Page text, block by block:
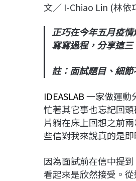
b
o
k
a
s
e
I
n
文／ I-Chiao Lin (林依
正巧在今年五月疫
寫寫過程，分享這
註：面試題目、細
IDEASLAB一家做運動
忙著其它事也忘記回
片躺在床上回想之前
些信對我來說真的是即
因為面試前在信中提
看起來是欣然接受。